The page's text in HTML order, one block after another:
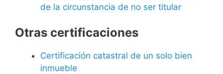
de la circunstancia de no ser titular
Otras certificaciones
Certificación catastral de un solo bien
inmueble